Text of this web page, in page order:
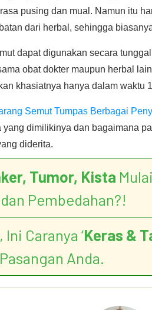
pusing dan mual. Namun itu
dari herbal, sehingga
dapat digunakan secara
obat dokter maupun herbal
khasiatnya hanya dalam waktu
Semut Tumpas Berbagai
yang dimilikinya dan bagaimana
diderita.
Tumor, Kista
Pembedahan?!
Caranya ‘Keras &
Anda.